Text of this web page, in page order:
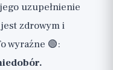
uzupełnienie
zdrowym i
wyraźne 🟢: